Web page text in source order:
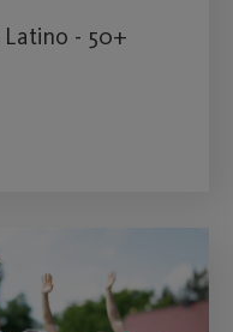
Latino - 50+